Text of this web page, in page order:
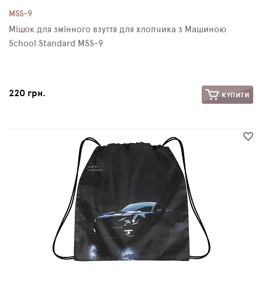
MSS-9
Мішок для змінного взуття для хлопчика з Машиною
School Standard MSS-9
220 грн. КУПИТИ